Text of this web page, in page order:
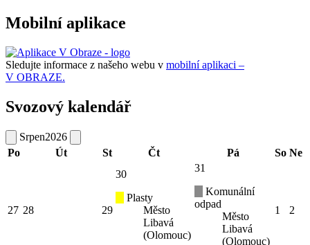
Mobilní aplikace
Sledujte informace z našeho webu v mobilní aplikaci –
V OBRAZE.
Svozový kalendář
Srpen2026
Po
Út St Čt Pá So Ne
27 28 29
30
Plasty
Město
Libavá
(Olomouc)
31
Komunální
odpad
Město
Libavá
(Olomouc)
1 2